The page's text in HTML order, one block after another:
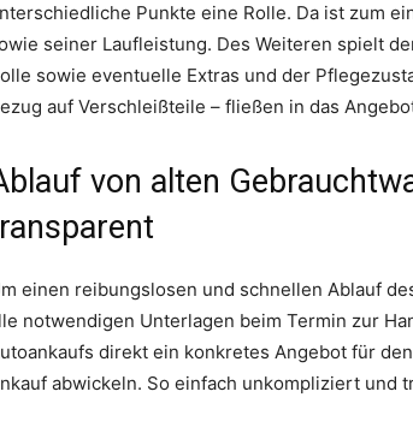
Punkte eine Rolle. Da ist zum
seiner Laufleistung. Des Weiteren spielt
sowie eventuelle Extras und der
auf Verschleißteile – fließen in das
von alten
einen reibungslosen und schnellen Ablauf
notwendigen Unterlagen beim Termin zur
direkt ein konkretes Angebot für
abwickeln. So einfach unkompliziert und